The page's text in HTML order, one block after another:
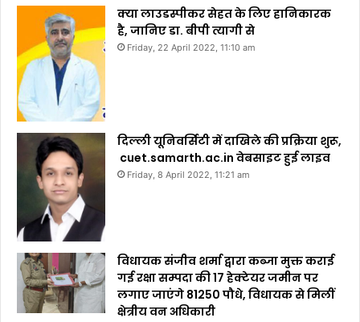
क्या लाउडस्पीकर सेहत के लिए हानिकारक
है, जानिए डा. बीपी त्यागी से
Friday, 22 April 2022, 11:10 am
दिल्ली यूनिवर्सिटी में दाखिले की प्रक्रिया शुरू,
cuet.samarth.ac.in वेबसाइट हुई लाइव
Friday, 8 April 2022, 11:21 am
विधायक संजीव शर्मा द्वारा कब्जा मुक्त कराई
गई रक्षा सम्पदा की 17 हेक्टेयर जमीन पर
लगाए जाएंगे 81250 पौधे, विधायक से मिलीं
क्षेत्रीय वन अधिकारी